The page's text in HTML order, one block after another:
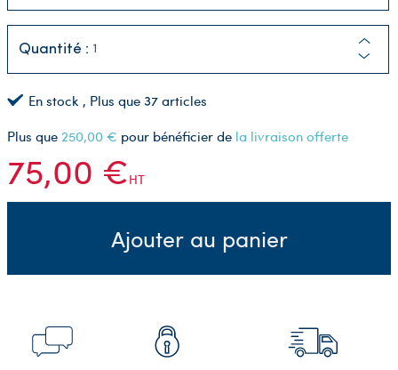
Quantité :
En stock , Plus que 37 articles
Plus que 250,00 € pour bénéficier de la livraison offerte
75,00 €HT
Ajouter au panier